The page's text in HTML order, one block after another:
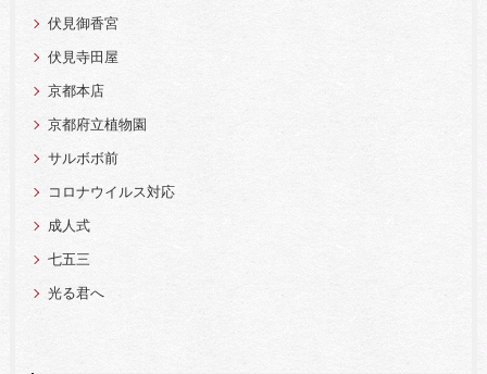
伏見御香宮
伏見寺田屋
京都本店
京都府立植物園
サルボボ前
コロナウイルス対応
成人式
七五三
光る君へ